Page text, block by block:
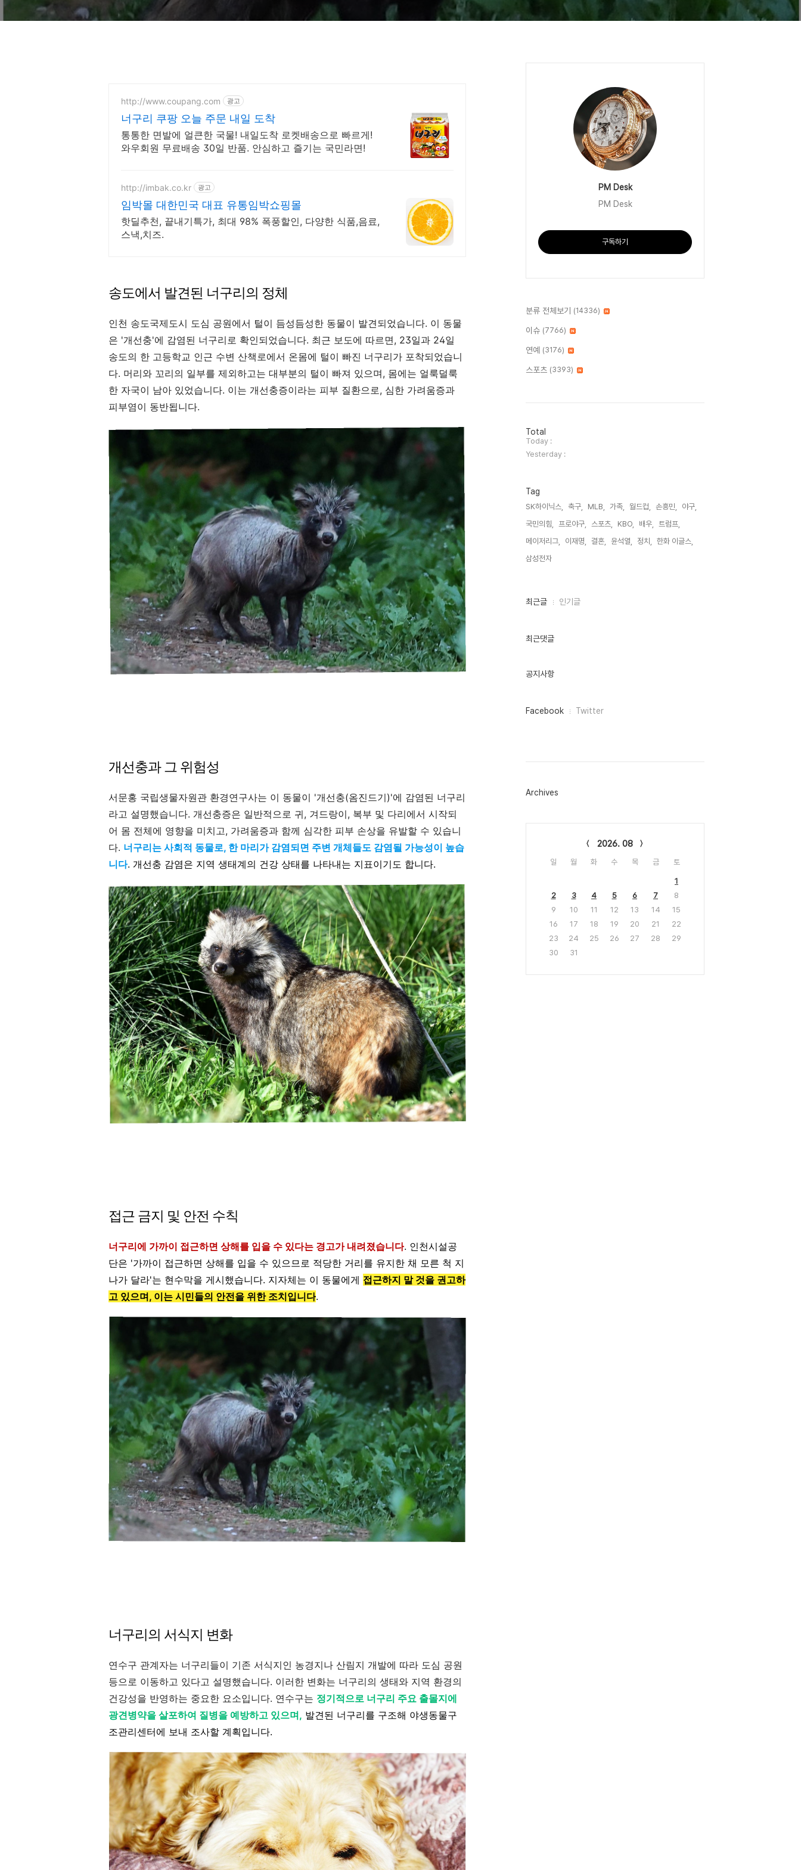
http://www.coupang.com 광고
너구리 쿠팡 오늘 주문 내일 도착
통통한 면발에 얼큰한 국물! 내일도착 로켓배송으로 빠르게!
와우회원 무료배송 30일 반품. 안심하고 즐기는 국민라면!
http://imbak.co.kr 광고
임박몰 대한민국 대표 유통임박쇼핑몰
핫딜추천, 끝내기특가, 최대 98% 폭풍할인, 다양한 식품,음료,
스낵,치즈.
송도에서 발견된 너구리의 정체
인천 송도국제도시 도심 공원에서 털이 듬성듬성한 동물이 발견되었습니다. 이 동물
은 '개선충'에 감염된 너구리로 확인되었습니다. 최근 보도에 따르면, 23일과 24일
송도의 한 고등학교 인근 수변 산책로에서 온몸에 털이 빠진 너구리가 포착되었습니
다. 머리와 꼬리의 일부를 제외하고는 대부분의 털이 빠져 있으며, 몸에는 얼룩덜룩
한 자국이 남아 있었습니다. 이는 개선충증이라는 피부 질환으로, 심한 가려움증과
피부염이 동반됩니다.
개선충과 그 위험성
서문홍 국립생물자원관 환경연구사는 이 동물이 '개선충(옴진드기)'에 감염된 너구리
라고 설명했습니다. 개선충증은 일반적으로 귀, 겨드랑이, 복부 및 다리에서 시작되
어 몸 전체에 영향을 미치고, 가려움증과 함께 심각한 피부 손상을 유발할 수 있습니
다. 너구리는 사회적 동물로, 한 마리가 감염되면 주변 개체들도 감염될 가능성이 높습
니다. 개선충 감염은 지역 생태계의 건강 상태를 나타내는 지표이기도 합니다.
접근 금지 및 안전 수칙
너구리에 가까이 접근하면 상해를 입을 수 있다는 경고가 내려졌습니다. 인천시설공
단은 '가까이 접근하면 상해를 입을 수 있으므로 적당한 거리를 유지한 채 모른 척 지
나가 달라'는 현수막을 게시했습니다. 지자체는 이 동물에게 접근하지 말 것을 권고하
고 있으며, 이는 시민들의 안전을 위한 조치입니다.
너구리의 서식지 변화
연수구 관계자는 너구리들이 기존 서식지인 농경지나 산림지 개발에 따라 도심 공원
등으로 이동하고 있다고 설명했습니다. 이러한 변화는 너구리의 생태와 지역 환경의
건강성을 반영하는 중요한 요소입니다. 연수구는 정기적으로 너구리 주요 출몰지에
광견병약을 살포하여 질병을 예방하고 있으며, 발견된 너구리를 구조해 야생동물구
조관리센터에 보내 조사할 계획입니다.
PM Desk
PM Desk
구독하기
분류 전체보기 (14336)
이슈 (7766)
연예 (3176)
스포츠 (3393)
방
문
자
수
Total
Today :
Yesterday :
Tag
SK하이닉스, 축구, MLB, 가족, 월드컵, 손흥민,
야구,
국민의힘,
프로야구, 스포츠, KBO, 배우,
트럼프,
메이저리그,
이재명, 결혼, 윤석열, 정치,
한화 이글스,
삼성전자,
최
인
최근글 인기글
최근댓글
공지사항
페
그
Facebook Twitter
Archives
2026. 08
일 월 화 수 목 금 토
1
2
3 4 5 6 7
8
9
10 11 12 13 14
15
16
17 18 19 20 21
22
23
24 25 26 27 28
29
30
31